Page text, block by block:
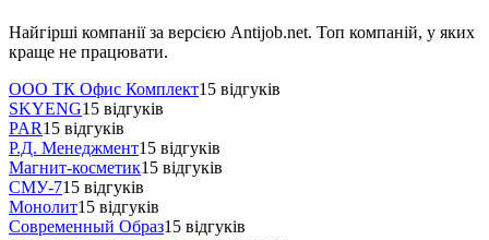
Найгірші компанії за версією Antijob.net. Топ компаній, у яких
краще не працювати.
ООО ТК Офис Комплект15 відгуків
SKYENG15 відгуків
PAR15 відгуків
Р.Д. Менеджмент15 відгуків
Магнит-косметик15 відгуків
СМУ-715 відгуків
Монолит15 відгуків
Современный Образ15 відгуків